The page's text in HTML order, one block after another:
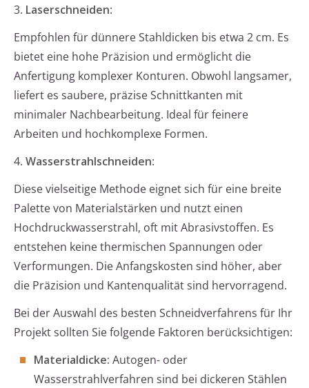
3. Laserschneiden:
Empfohlen für dünnere Stahldicken bis etwa 2 cm. Es
bietet eine hohe Präzision und ermöglicht die
Anfertigung komplexer Konturen. Obwohl langsamer,
liefert es saubere, präzise Schnittkanten mit
minimaler Nachbearbeitung. Ideal für feinere
Arbeiten und hochkomplexe Formen.
4. Wasserstrahlschneiden:
Diese vielseitige Methode eignet sich für eine breite
Palette von Materialstärken und nutzt einen
Hochdruckwasserstrahl, oft mit Abrasivstoffen. Es
entstehen keine thermischen Spannungen oder
Verformungen. Die Anfangskosten sind höher, aber
die Präzision und Kantenqualität sind hervorragend.
Bei der Auswahl des besten Schneidverfahrens für Ihr
Projekt sollten Sie folgende Faktoren berücksichtigen:
Materialdicke: Autogen- oder
Wasserstrahlverfahren sind bei dickeren Stählen